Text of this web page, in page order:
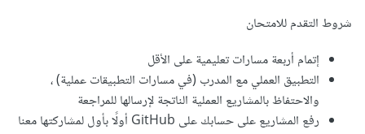
شروط التقدم للامتحان
إتمام أربعة مسارات تعليمية على الأقل
التطبيق العملي مع المدرب (في مسارات التطبيقات عملية) ،
والاحتفاظ بالمشاريع العملية الناتجة لإرسالها للمراجعة
رفع المشاريع على حسابك على GitHub أولًا بأول لمشاركتها معنا